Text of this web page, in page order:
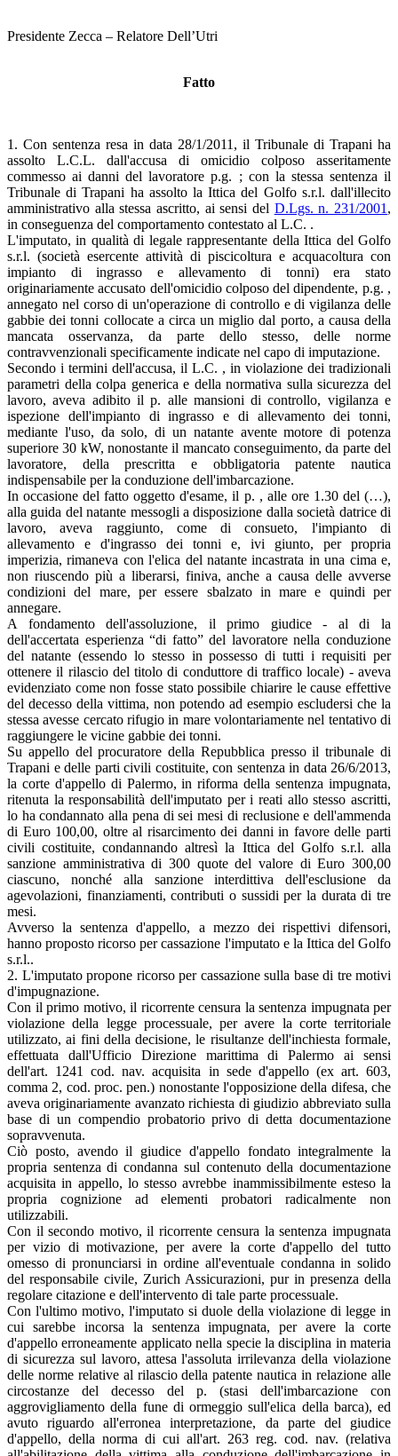
Presidente Zecca – Relatore Dell’Utri
Fatto
1. Con sentenza resa in data 28/1/2011, il Tribunale di Trapani ha
assolto L.C.L. dall'accusa di omicidio colposo asseritamente
commesso ai danni del lavoratore p.g. ; con la stessa sentenza il
Tribunale di Trapani ha assolto la Ittica del Golfo s.r.l. dall'illecito
amministrativo alla stessa ascritto, ai sensi del D.Lgs. n. 231/2001 ,
in conseguenza del comportamento contestato al L.C. .
L'imputato, in qualità di legale rappresentante della Ittica del Golfo
s.r.l. (società esercente attività di piscicoltura e acquacoltura con
impianto di ingrasso e allevamento di tonni) era stato
originariamente accusato dell'omicidio colposo del dipendente, p.g. ,
annegato nel corso di un'operazione di controllo e di vigilanza delle
gabbie dei tonni collocate a circa un miglio dal porto, a causa della
mancata osservanza, da parte dello stesso, delle norme
contravvenzionali specificamente indicate nel capo di imputazione.
Secondo i termini dell'accusa, il L.C. , in violazione dei tradizionali
parametri della colpa generica e della normativa sulla sicurezza del
lavoro, aveva adibito il p. alle mansioni di controllo, vigilanza e
ispezione dell'impianto di ingrasso e di allevamento dei tonni,
mediante l'uso, da solo, di un natante avente motore di potenza
superiore 30 kW, nonostante il mancato conseguimento, da parte del
lavoratore, della prescritta e obbligatoria patente nautica
indispensabile per la conduzione dell'imbarcazione.
In occasione del fatto oggetto d'esame, il p. , alle ore 1.30 del (…),
alla guida del natante messogli a disposizione dalla società datrice di
lavoro, aveva raggiunto, come di consueto, l'impianto di
allevamento e d'ingrasso dei tonni e, ivi giunto, per propria
imperizia, rimaneva con l'elica del natante incastrata in una cima e,
non riuscendo più a liberarsi, finiva, anche a causa delle avverse
condizioni del mare, per essere sbalzato in mare e quindi per
annegare.
A fondamento dell'assoluzione, il primo giudice - al di la
dell'accertata esperienza “di fatto” del lavoratore nella conduzione
del natante (essendo lo stesso in possesso di tutti i requisiti per
ottenere il rilascio del titolo di conduttore di traffico locale) - aveva
evidenziato come non fosse stato possibile chiarire le cause effettive
del decesso della vittima, non potendo ad esempio escludersi che la
stessa avesse cercato rifugio in mare volontariamente nel tentativo di
raggiungere le vicine gabbie dei tonni.
Su appello del procuratore della Repubblica presso il tribunale di
Trapani e delle parti civili costituite, con sentenza in data 26/6/2013,
la corte d'appello di Palermo, in riforma della sentenza impugnata,
ritenuta la responsabilità dell'imputato per i reati allo stesso ascritti,
lo ha condannato alla pena di sei mesi di reclusione e dell'ammenda
di Euro 100,00, oltre al risarcimento dei danni in favore delle parti
civili costituite, condannando altresì la Ittica del Golfo s.r.l. alla
sanzione amministrativa di 300 quote del valore di Euro 300,00
ciascuno, nonché alla sanzione interdittiva dell'esclusione da
agevolazioni, finanziamenti, contributi o sussidi per la durata di tre
mesi.
Avverso la sentenza d'appello, a mezzo dei rispettivi difensori,
hanno proposto ricorso per cassazione l'imputato e la Ittica del Golfo
s.r.l..
2. L'imputato propone ricorso per cassazione sulla base di tre motivi
d'impugnazione.
Con il primo motivo, il ricorrente censura la sentenza impugnata per
violazione della legge processuale, per avere la corte territoriale
utilizzato, ai fini della decisione, le risultanze dell'inchiesta formale,
effettuata dall'Ufficio Direzione marittima di Palermo ai sensi
dell'art. 1241 cod. nav. acquisita in sede d'appello (ex art. 603,
comma 2, cod. proc. pen.) nonostante l'opposizione della difesa, che
aveva originariamente avanzato richiesta di giudizio abbreviato sulla
base di un compendio probatorio privo di detta documentazione
sopravvenuta.
Ciò posto, avendo il giudice d'appello fondato integralmente la
propria sentenza di condanna sul contenuto della documentazione
acquisita in appello, lo stesso avrebbe inammissibilmente esteso la
propria cognizione ad elementi probatori radicalmente non
utilizzabili.
Con il secondo motivo, il ricorrente censura la sentenza impugnata
per vizio di motivazione, per avere la corte d'appello del tutto
omesso di pronunciarsi in ordine all'eventuale condanna in solido
del responsabile civile, Zurich Assicurazioni, pur in presenza della
regolare citazione e dell'intervento di tale parte processuale.
Con l'ultimo motivo, l'imputato si duole della violazione di legge in
cui sarebbe incorsa la sentenza impugnata, per avere la corte
d'appello erroneamente applicato nella specie la disciplina in materia
di sicurezza sul lavoro, attesa l'assoluta irrilevanza della violazione
delle norme relative al rilascio della patente nautica in relazione alle
circostanze del decesso del p. (stasi dell'imbarcazione con
aggrovigliamento della fune di ormeggio sull'elica della barca), ed
avuto riguardo all'erronea interpretazione, da parte del giudice
d'appello, della norma di cui all'art. 263 reg. cod. nav. (relativa